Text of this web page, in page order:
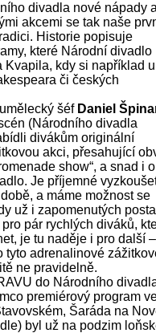
divadla nové nápady
akcemi se tak naše
Historie popisuje
které Národní divadlo
kdy si například
či českých
šéf Daniel
(Národního divadla
divákům originální
akci, přesahující
show“, a snad i o
Je příjemné
a máme možnost se
už i zapomenutých
pár rychlých diváků,
je tu naděje i pro další –
tyto adrenalinové
ne pravidelně.
do Národního
premiérový program
Šaráda na
byl už na podzim